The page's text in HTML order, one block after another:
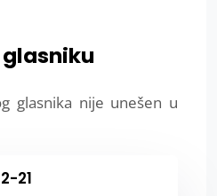
glasnika nije unešen u
21